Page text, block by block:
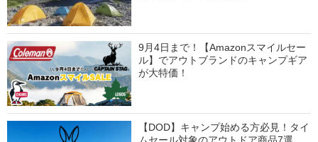
9月4日まで！【Amazonスマイルセー
ル】でアウトブランドのキャンプギア
が大特価！
【DOD】キャンプ始める方必見！タイ